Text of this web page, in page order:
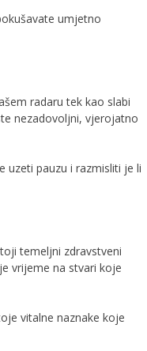
umjetno
radaru tek kao slabi
nezadovoljni, vjerojatno
uzeti pauzu i razmisliti je li
temeljni zdravstveni
vrijeme na stvari koje
vitalne naznake koje